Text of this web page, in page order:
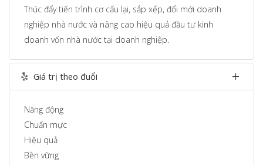
Thúc đẩy tiến trình cơ cấu lại, sắp xếp, đổi mới doanh
nghiệp nhà nước và nâng cao hiệu quả đầu tư kinh
doanh vốn nhà nước tại doanh nghiệp.
Giá trị theo đuổi
Năng động
Chuẩn mực
Hiệu quả
Bền vững